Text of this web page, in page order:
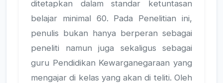
ditetapkan dalam standar ketuntasan
belajar minimal 60. Pada Penelitian ini,
penulis bukan hanya berperan sebagai
peneliti namun juga sekaligus sebagai
guru Pendidikan Kewarganegaraan yang
mengajar di kelas yang akan di teliti. Oleh